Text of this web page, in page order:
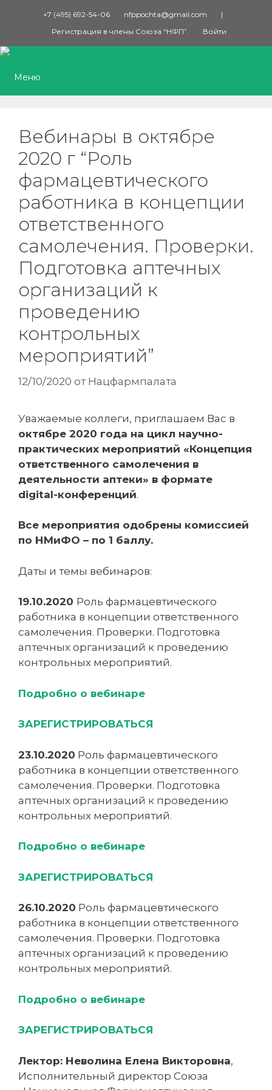
содержимому
+7 (495) 692-54-06 nfppochta@gmail.com
|
Регистрация в члены Союза “НФП”.
Войти
Меню
Вебинары в октябре
2020 г “Роль
фармацевтического
работника в концепции
ответственного
самолечения. Проверки.
Подготовка аптечных
организаций к
проведению
контрольных
мероприятий”
12/10/2020 от Нацфармпалата
Уважаемые коллеги, приглашаем Вас в
октябре 2020 года на цикл научно-
практических мероприятий «Концепция
ответственного самолечения в
деятельности аптеки» в формате
digital-конференций.
Все мероприятия одобрены комиссией
по НМиФО – по 1 баллу.
Даты и темы вебинаров:
19.10.2020 Роль фармацевтического
работника в концепции ответственного
самолечения. Проверки. Подготовка
аптечных организаций к проведению
контрольных мероприятий.
Подробно о вебинаре
ЗАРЕГИСТРИРОВАТЬСЯ
23.10.2020 Роль фармацевтического
работника в концепции ответственного
самолечения. Проверки. Подготовка
аптечных организаций к проведению
контрольных мероприятий.
Подробно о вебинаре
ЗАРЕГИСТРИРОВАТЬСЯ
26.10.2020 Роль фармацевтического
работника в концепции ответственного
самолечения. Проверки. Подготовка
аптечных организаций к проведению
контрольных мероприятий.
Подробно о вебинаре
ЗАРЕГИСТРИРОВАТЬСЯ
Лектор: Неволина Елена Викторовна,
Исполнительный директор Союза